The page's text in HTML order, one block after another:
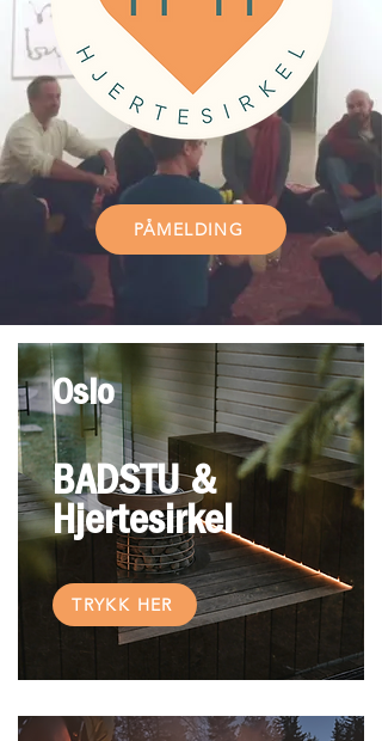
PÅMELDING
Oslo
BADSTU &
Hjertesirkel
TRYKK HER